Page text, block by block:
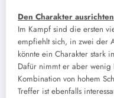
Den Charakter ausrichten
Im Kampf sind die ersten
empfiehlt sich, in zwei der
könnte ein Charakter stark
Dafür nimmt er aber
Kombination von hohem
Treffer ist ebenfalls